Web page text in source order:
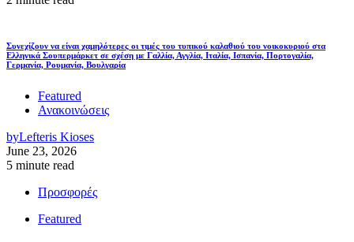
Συνεχίζουν να είναι χαμηλότερες οι τιμές του τυπικού καλαθιού του νοικοκυριού στα
Ελληνικά Σουπερμάρκετ σε σχέση με Γαλλία, Αγγλία, Ιταλία, Ισπανία, Πορτογαλία,
Γερμανία, Ρουμανία, Βουλγαρία
Featured
Ανακοινώσεις
byLefteris Kioses
June 23, 2026
5 minute read
Προσφορές
Featured